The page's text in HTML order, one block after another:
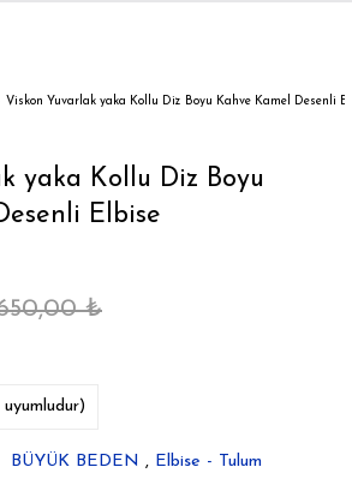
Trençkot
Yağmurluk
Trençkot
Yağmurluk
Viskon Yuvarlak yaka Kollu Diz Boyu Kahve Kamel Desenli
yaka Kollu Diz Boyu
Elbise
₺
BÜYÜK BEDEN , Elbise - Tulum